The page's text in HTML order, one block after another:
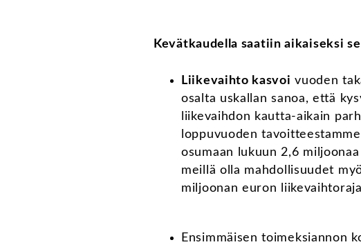
Kevätkaudella saatiin aikaiseksi
Liikevaihto kasvoi vuoden
osalta uskallan sanoa, että
liikevaihdon kautta-aikain
loppuvuoden
osumaan lukuun 2,6
meillä olla mahdollisuudet
miljoonan euron
Ensimmäisen toimeksiannon